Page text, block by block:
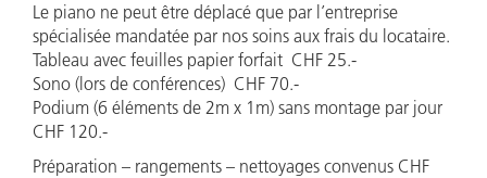
Le piano ne peut être déplacé que par l’entreprise
spécialisée mandatée par nos soins aux frais du locataire.
Tableau avec feuilles papier forfait CHF 25.-
Sono (lors de conférences) CHF 70.-
Podium (6 éléments de 2m x 1m) sans montage par jour
CHF 120.-
Préparation – rangements – nettoyages convenus CHF